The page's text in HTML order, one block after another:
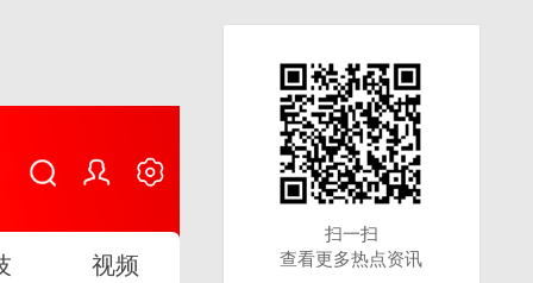
视频
扫一扫
查看更多热点资讯
扫一扫
查看更多热点资讯